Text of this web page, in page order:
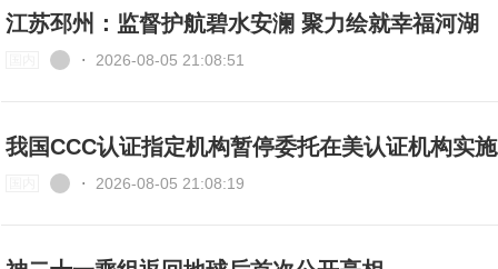
江苏邳州：监督护航碧水安澜 聚力绘就幸福河湖
⋅ 2026-08-05 21:08:51
我国CCC认证指定机构暂停委托在美认证机构实
⋅ 2026-08-05 21:08:19